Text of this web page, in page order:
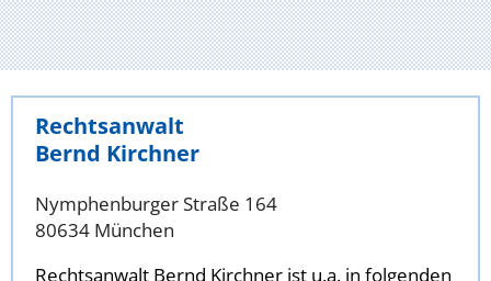
Rechtsanwalt
Bernd Kirchner
Nymphenburger Straße 164
80634 München
Rechtsanwalt Bernd Kirchner ist u.a. in folgenden